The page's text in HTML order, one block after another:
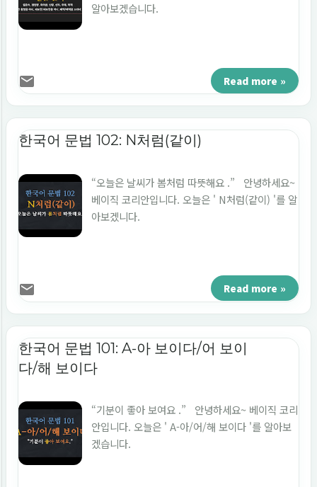
알아보겠습니다.
Read more »
한국어 문법 102: N처럼(같이)
“오늘은 날씨가 봄처럼 따뜻해요 .” 안녕하세요~
베이직 코리안입니다. 오늘은 ' N처럼(같이) '를 알
아보겠니다.
Read more »
한국어 문법 101: A-아 보이다/어 보이
다/해 보이다
“기분이 좋아 보여요 .” 안녕하세요~ 베이직 코리
안입니다. 오늘은 ' A-아/어/해 보이다 '를 알아보
겠습니다.